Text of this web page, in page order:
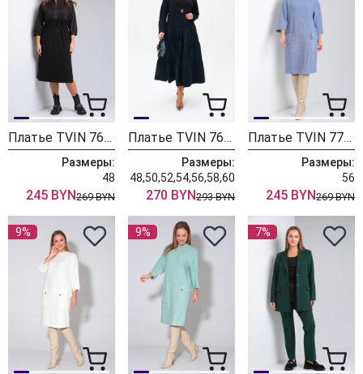
Платье TVIN 7679 черный
Размеры:
48
245 BYN269 BYN
Платье TVIN 7675 черный
Размеры:
48,50,52,54,56,58,60
270 BYN293 BYN
Платье TVIN 7769-1 деним
Размеры:
56
245 BYN269 BYN
9% 9% 7%